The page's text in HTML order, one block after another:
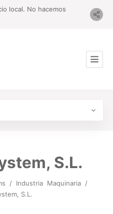
local. No hacemos
S.L.
/ Industria Maquinaria /
S.L.